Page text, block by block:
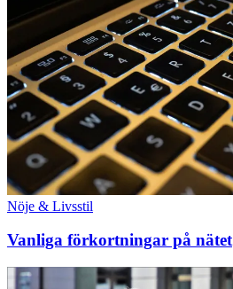
Nöje & Livsstil
Vanliga förkortningar på nätet